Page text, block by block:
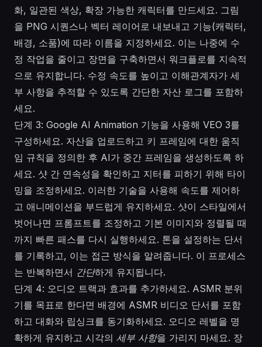
화, 일관된 색상, 확장 가능한 캐릭터를 만드세요. 그림
을 PNG 시퀀스나 벡터 레이어로 내보내고 기능(캐릭터,
배경, 소품)에 따라 이름을 지정하세요. 이는 나중에 수
정 작업을 줄이고 장면을 구축하면서 워크플로를 지속적
으로 유지합니다. 수정 속도를 높이고 이해관계자가 세
부 사항을 추적할 수 있도록 간단한 자산 로그를 포함하
세요.
단계 3: Google AI Animation 기능을 사용해 VEO 3를
구성하세요. 자산을 업로드하고 키 프레임에 대한 움직
임 규칙을 정의한 후 AI가 중간 프레임을 생성하도록 하
세요. 샷 간 연속성을 확인하고 지터를 피하기 위해 타이
밍을 조정하세요. 이러한 기술을 사용해 속도를 제어하
고 애니메이션을 부드럽게 유지하세요. 샷이 스타일에서
벗어나면 프롬프트를 조정하고 기본 이미지와 정렬될 때
까지 빠른 패스를 다시 실행하세요. 톤을 설정하는 단서
를 기록하고, 이는 접근 방식을 알려줍니다. 이 프로세스
는 반복하면서 간단하게 유지됩니다.
단계 4: 오디오 트랙과 효과를 추가하세요. ASMR 분위
기를 목표로 한다면 배경에 ASMR 비디오 단서를 포함
하고 대화와 립싱크를 동기화하세요. 오디오 레벨을 명
확하게 유지하고 시각의 세부 사항을 가리지 마세요. 장